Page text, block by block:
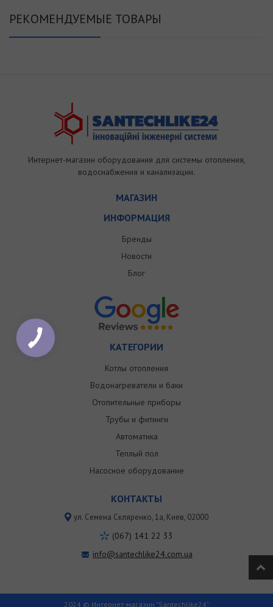
РЕКОМЕНДУЕМЫЕ ТОВАРЫ
Интернет-магазин оборудования для системы отопления,
водоснабжения и канализации.
МАГАЗИН
ИНФОРМАЦИЯ
Бренды
Новости
Блог
КАТЕГОРИИ
Котлы отопления
Водонагреватели и баки
Отопительные приборы
Трубы и фитинги
Автоматика
Теплый пол
Насосное оборудование
КОНТАКТЫ
ул. Семена Скляренко, 1a, Киев, 02000
(067) 141 22 33
info@santechlike24.com.ua
2024 © Интернет-магазин "Santechlike24"